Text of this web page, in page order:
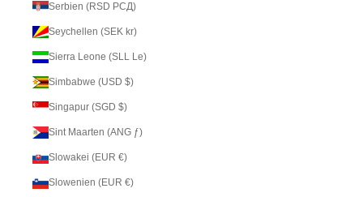
Serbien (RSD РСД)
Seychellen (SEK kr)
Sierra Leone (SLL Le)
Simbabwe (USD $)
Singapur (SGD $)
Sint Maarten (ANG ƒ)
Slowakei (EUR €)
Slowenien (EUR €)